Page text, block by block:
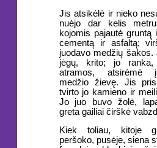
Jis atsikėlė ir nieko
nuėjo dar kelis
kojomis pajautė gruntą
cementą ir asfaltą;
juodavo medžių šakos.
jėgų, krito; jo ranka,
atramos, atsirėmė
medžio žievę. Jis
tvirto jo kamieno ir
Jo juo buvo žolė,
greta gailiai čirškė
Kiek toliau, kitoje
peršoko, pusėje, siena